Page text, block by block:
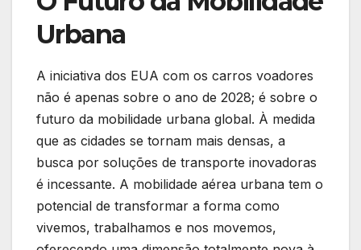
Urbana
A iniciativa dos EUA com os carros voadores
não é apenas sobre o ano de 2028; é sobre o
futuro da mobilidade urbana global. À medida
que as cidades se tornam mais densas, a
busca por soluções de transporte inovadoras
é incessante. A mobilidade aérea urbana tem o
potencial de transformar a forma como
vivemos, trabalhamos e nos movemos,